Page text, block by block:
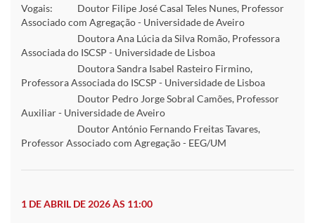
Vogais:
Doutor Filipe José Casal Teles Nunes, Professor
Associado com Agregação - Universidade de Aveiro
Doutora Ana Lúcia da Silva Romão, Professora
Associada do ISCSP - Universidade de Lisboa
Doutora Sandra Isabel Rasteiro Firmino,
Professora Associada do ISCSP - Universidade de Lisboa
Doutor Pedro Jorge Sobral Camões, Professor
Auxiliar - Universidade de Aveiro
Doutor António Fernando Freitas Tavares,
Professor Associado com Agregação - EEG/UM
1 DE ABRIL DE 2026 ÀS 11:00